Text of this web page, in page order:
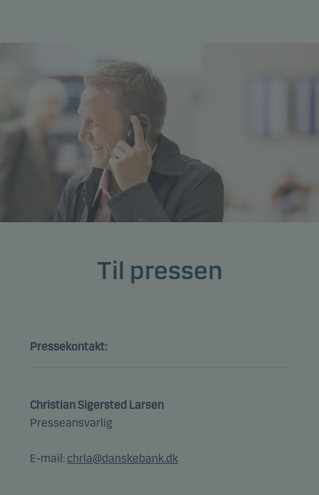
Til pressen
Pressekontakt:
Christian Sigersted Larsen
Presseansvarlig
E-mail: chrla@danskebank.dk